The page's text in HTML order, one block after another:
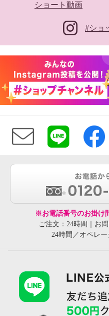
ショート動画
#ショ
※お電話番号のお掛け
ご注文：24時間｜お
24時間／オペレ